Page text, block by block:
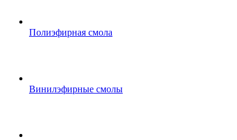
Полиэфирная смола
Винилэфирные смолы